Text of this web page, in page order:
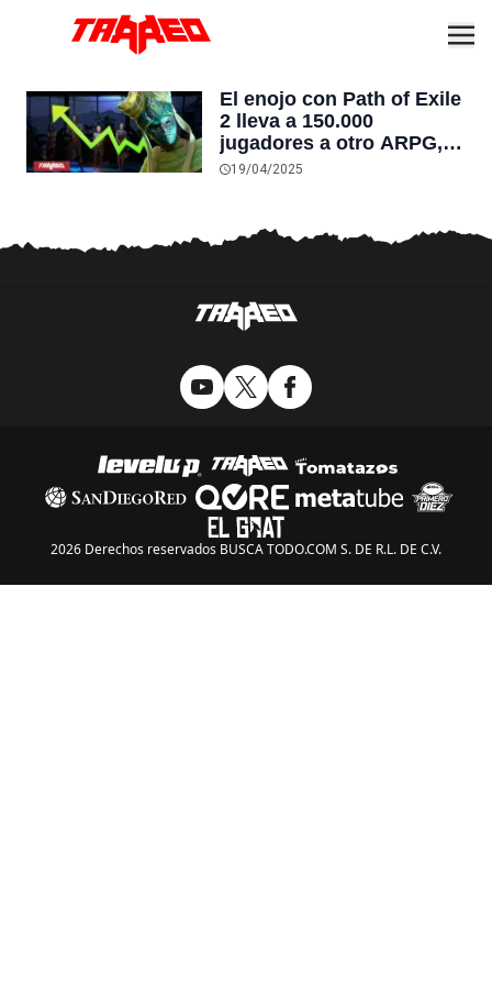
El enojo con Path of Exile
2 lleva a 150.000
jugadores a otro ARPG,
que aprovecha para
19/04/2025
2026 Derechos reservados BUSCA TODO.COM S. DE R.L. DE C.V.